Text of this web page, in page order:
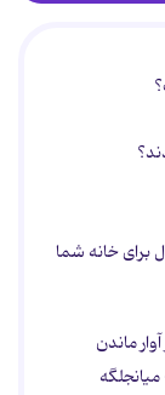
برای خانه شما